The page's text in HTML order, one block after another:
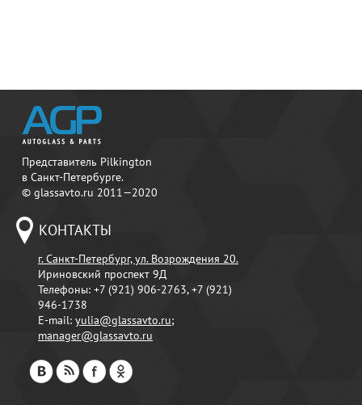
Представитель Pilkington
в Санкт-Петербурге.
© glassavto.ru 2011—2020
КОНТАКТЫ
г. Санкт-Петербург, ул. Возрождения 20.
Ириновский проспект 9Д
Телефоны:+7 (921) 906-2763, +7 (921)
946-1738
E-mail:yulia@glassavto.ru;
manager@glassavto.ru